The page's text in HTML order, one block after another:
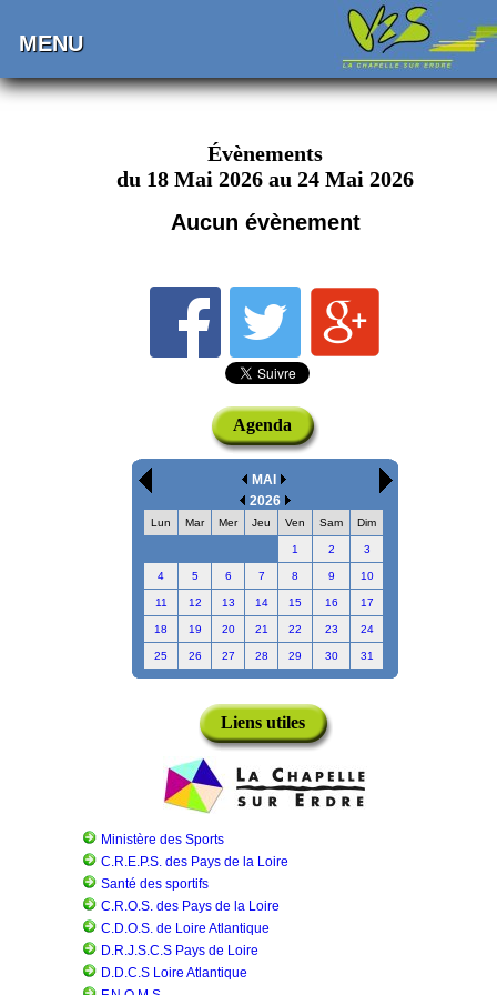
MENU
Évènements
du 18 Mai 2026 au 24 Mai 2026
Aucun évènement
Agenda
MAI
2026
Lun Mar Mer Jeu Ven Sam Dim
1 2 3
4 5 6 7 8 9 10
11 12 13 14 15 16 17
18 19 20 21 22 23 24
25 26 27 28 29 30 31
Liens utiles
Ministère des Sports
C.R.E.P.S. des Pays de la Loire
Santé des sportifs
C.R.O.S. des Pays de la Loire
C.D.O.S. de Loire Atlantique
D.R.J.S.C.S Pays de Loire
D.D.C.S Loire Atlantique